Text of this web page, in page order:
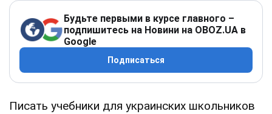
Будьте первыми в курсе главного –
подпишитесь на Новини на OBOZ.UA в
Google
Подписаться
Писать учебники для украинских школьников